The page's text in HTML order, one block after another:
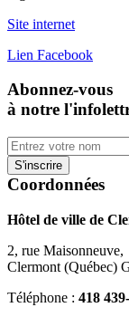
Site internet
Lien Facebook
Abonnez-vous
à notre
Coordonnées
Hôtel de ville de
2, rue Maisonneuve,
Clermont (Québec)
Téléphone : 418